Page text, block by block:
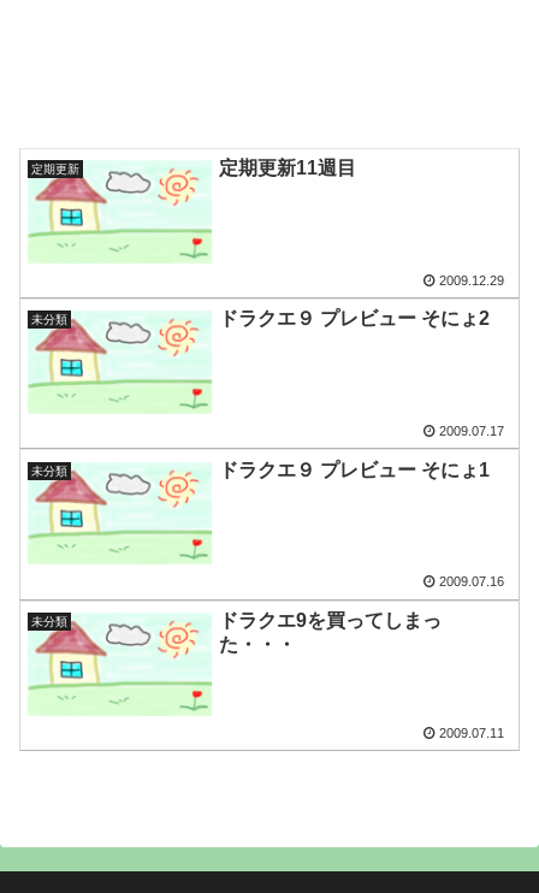
定期更新 定期更新11週目
2009.12.29
未分類 ドラクエ９ プレビュー そにょ2
2009.07.17
未分類 ドラクエ９ プレビュー そにょ1
2009.07.16
未分類
ドラクエ9を買ってしまっ
た・・・
2009.07.11